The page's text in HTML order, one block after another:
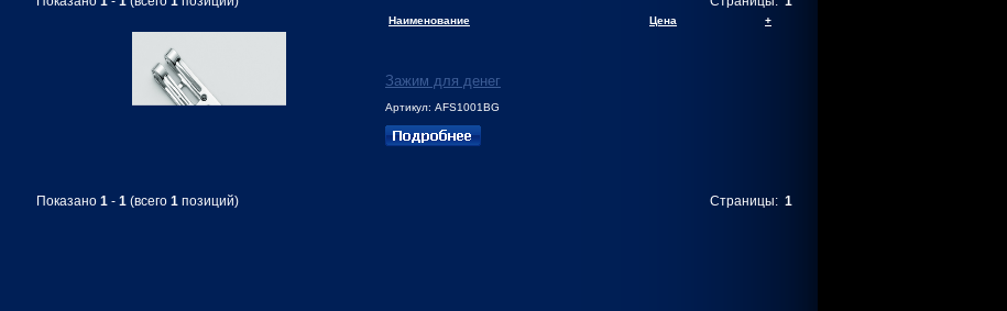
Наименование Цена +
Зажим для денег
Артикул: AFS1001BG
Показано 1 - 1 (всего 1 позиций) Страницы: 1